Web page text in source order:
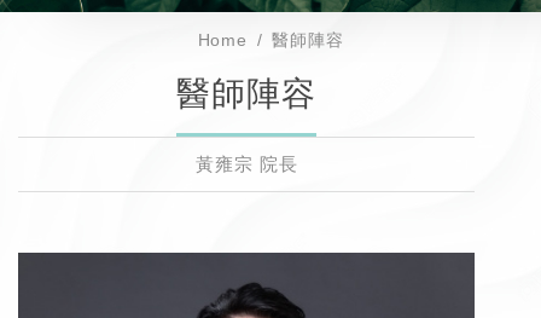
Home 醫師陣容
醫師陣容
黃雍宗 院長